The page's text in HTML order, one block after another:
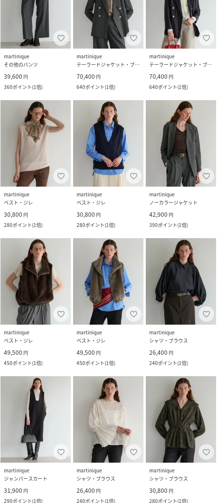
martinique
その他のパンツ
39,600 円
360ポイント(1倍)
martinique
テーラードジャケット・ブレザー
70,400 円
640ポイント(1倍)
martinique
テーラードジャケット・ブレザー
70,400 円
640ポイント(1倍)
martinique
ベスト・ジレ
30,800 円
280ポイント(1倍)
martinique
ベスト・ジレ
30,800 円
280ポイント(1倍)
martinique
ノーカラージャケット
42,900 円
390ポイント(1倍)
martinique
ベスト・ジレ
49,500 円
450ポイント(1倍)
martinique
ベスト・ジレ
49,500 円
450ポイント(1倍)
martinique
シャツ・ブラウス
26,400 円
240ポイント(1倍)
martinique
ジャンパースカート
31,900 円
290ポイント(1倍)
martinique
シャツ・ブラウス
26,400 円
240ポイント(1倍)
martinique
シャツ・ブラウス
30,800 円
280ポイント(1倍)